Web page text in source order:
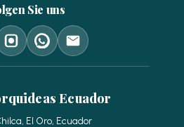
Sie uns
Ecuador
El Oro, Ecuador